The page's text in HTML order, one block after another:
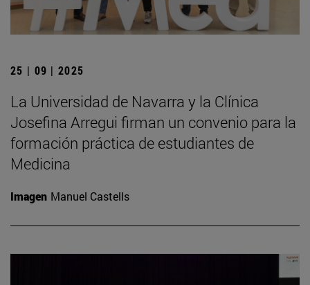
25 | 09 | 2025
La Universidad de Navarra y la Clínica
Josefina Arregui firman un convenio para la
formación práctica de estudiantes de
Medicina
Imagen Manuel Castells